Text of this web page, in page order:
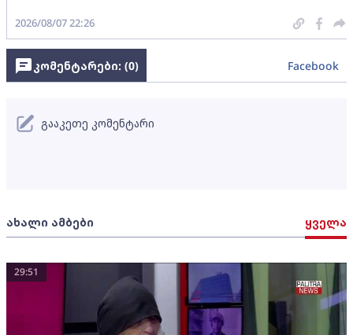
2026/08/07 22:26
ახალი ამბები ყველა
29:51
კომენტარები: (0) Facebook
გააკეთე კომენტარი